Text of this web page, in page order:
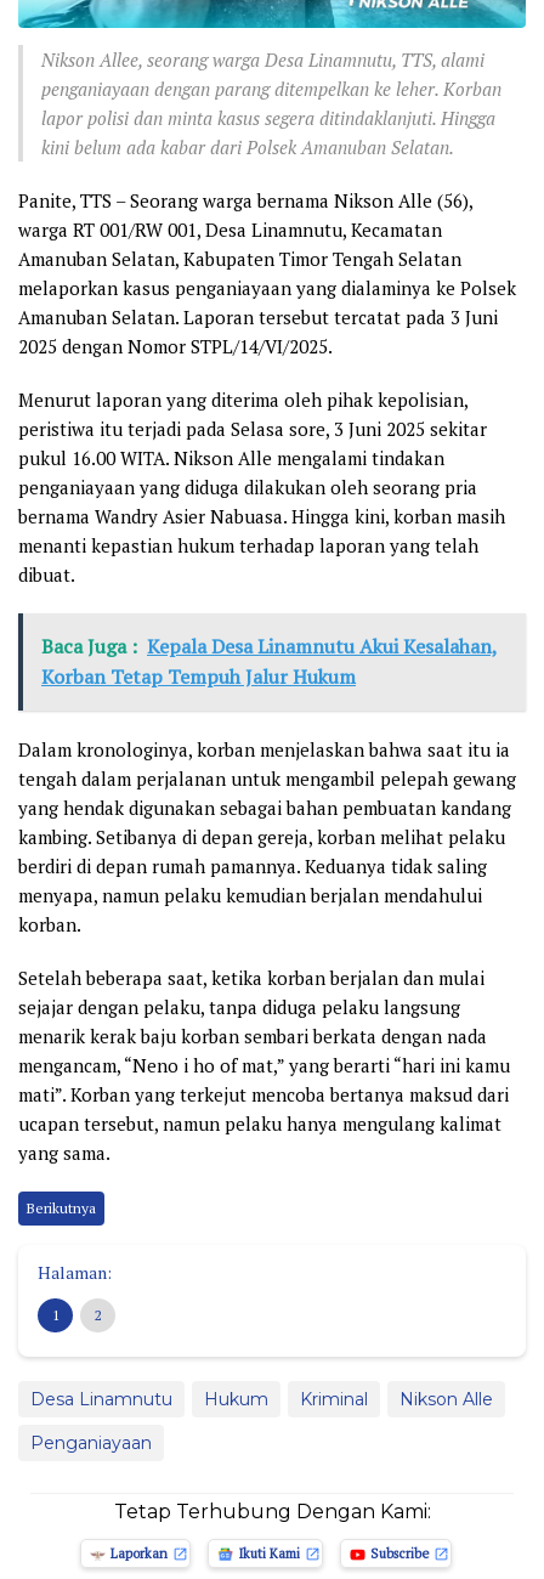
Nikson Allee, seorang warga Desa Linamnutu, TTS, alami
penganiayaan dengan parang ditempelkan ke leher. Korban
lapor polisi dan minta kasus segera ditindaklanjuti. Hingga
kini belum ada kabar dari Polsek Amanuban Selatan.
Panite, TTS – Seorang warga bernama Nikson Alle (56),
warga RT 001/RW 001, Desa Linamnutu, Kecamatan
Amanuban Selatan, Kabupaten Timor Tengah Selatan
melaporkan kasus penganiayaan yang dialaminya ke Polsek
Amanuban Selatan. Laporan tersebut tercatat pada 3 Juni
2025 dengan Nomor STPL/14/VI/2025.
Menurut laporan yang diterima oleh pihak kepolisian,
peristiwa itu terjadi pada Selasa sore, 3 Juni 2025 sekitar
pukul 16.00 WITA. Nikson Alle mengalami tindakan
penganiayaan yang diduga dilakukan oleh seorang pria
bernama Wandry Asier Nabuasa. Hingga kini, korban masih
menanti kepastian hukum terhadap laporan yang telah
dibuat.
Baca Juga : Kepala Desa Linamnutu Akui Kesalahan,
Korban Tetap Tempuh Jalur Hukum
Dalam kronologinya, korban menjelaskan bahwa saat itu ia
tengah dalam perjalanan untuk mengambil pelepah gewang
yang hendak digunakan sebagai bahan pembuatan kandang
kambing. Setibanya di depan gereja, korban melihat pelaku
berdiri di depan rumah pamannya. Keduanya tidak saling
menyapa, namun pelaku kemudian berjalan mendahului
korban.
Setelah beberapa saat, ketika korban berjalan dan mulai
sejajar dengan pelaku, tanpa diduga pelaku langsung
menarik kerak baju korban sembari berkata dengan nada
mengancam, “Neno i ho of mat,” yang berarti “hari ini kamu
mati”. Korban yang terkejut mencoba bertanya maksud dari
ucapan tersebut, namun pelaku hanya mengulang kalimat
yang sama.
Berikutnya
Halaman:
1 2
Desa Linamnutu Hukum Kriminal
Nikson Alle
Penganiayaan
Tetap Terhubung Dengan Kami:
Laporkan Ikuti Kami Subscribe